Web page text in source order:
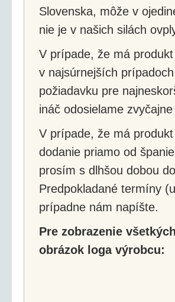
Slovenska, môže v
nie je v našich silách
V prípade, že má
v najsúrnejších prípadoch
požiadavku pre
ináč odosielame zvyčajne
V prípade, že má
dodanie priamo od
prosím s dlhšou dobou
Predpokladané termíny
prípadne nám napíšte.
Pre zobrazenie
obrázok loga výrobcu: